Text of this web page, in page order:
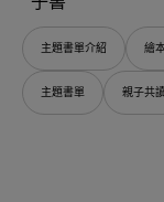
主題書單介紹 繪
主題書單 親子共